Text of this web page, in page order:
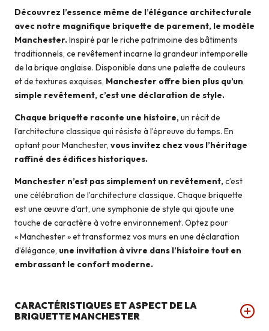
Découvrez l’essence même de l’élégance architecturale
avec notre magnifique briquette de parement, le modèle
Manchester.Inspiré par le riche patrimoine des bâtiments
traditionnels, ce revêtement incarne la grandeur intemporelle
de la brique anglaise. Disponible dans une palette de couleurs
et de textures exquises, Manchester offre bien plus qu’un
simple revêtement, c’est une déclaration de style.
Chaque briquette raconte une histoire,un récit de
l’architecture classique qui résiste à l’épreuve du temps. En
optant pour Manchester, vous invitez chez vous l’héritage
raffiné des édifices historiques.
Manchester n’est pas simplement un revêtement,c’est
une célébration de l’architecture classique. Chaque briquette
est une œuvre d’art, une symphonie de style qui ajoute une
touche de caractère à votre environnement. Optez pour
« Manchester » et transformez vos murs en une déclaration
d’élégance, une invitation à vivre dans l’histoire tout en
embrassant le confort moderne.
CARACTÉRISTIQUES ET ASPECT DE LA
BRIQUETTE MANCHESTER